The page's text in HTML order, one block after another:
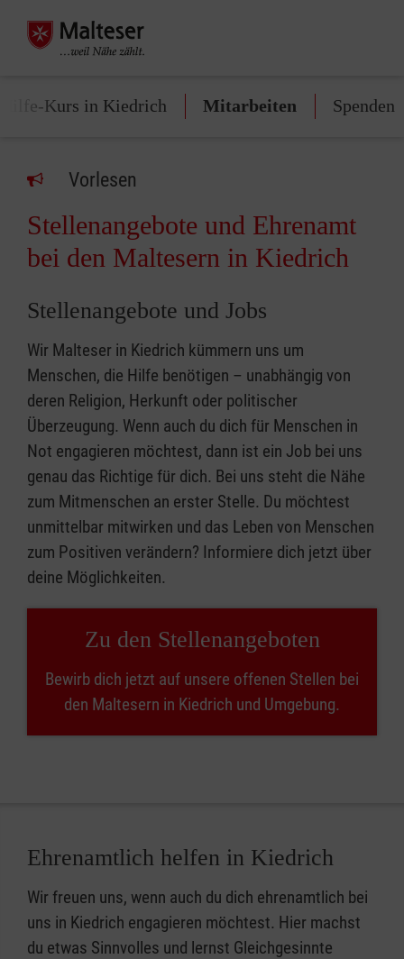
Kurs in Kiedrich Mitarbeiten Spenden
Vorlesen
Stellenangebote und Ehrenamt
bei den Maltesern in Kiedrich
Stellenangebote und Jobs
Wir Malteser in Kiedrich kümmern uns um
Menschen, die Hilfe benötigen – unabhängig von
deren Religion, Herkunft oder politischer
Überzeugung. Wenn auch du dich für Menschen in
Not engagieren möchtest, dann ist ein Job bei uns
genau das Richtige für dich. Bei uns steht die Nähe
zum Mitmenschen an erster Stelle. Du möchtest
unmittelbar mitwirken und das Leben von Menschen
zum Positiven verändern? Informiere dich jetzt über
deine Möglichkeiten.
Zu den Stellenangeboten
Bewirb dich jetzt auf unsere offenen Stellen bei
den Maltesern in Kiedrich und Umgebung.
Ehrenamtlich helfen in Kiedrich
Wir freuen uns, wenn auch du dich ehrenamtlich bei
uns in Kiedrich engagieren möchtest. Hier machst
du etwas Sinnvolles und lernst Gleichgesinnte